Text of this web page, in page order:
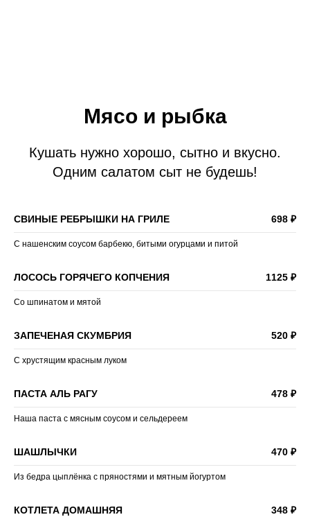
Мясо и рыбка
Кушать нужно хорошо, сытно и вкусно.
Одним салатом сыт не будешь!
СВИНЫЕ РЕБРЫШКИ НА ГРИЛЕ 698 ₽
С нашенским соусом барбекю, битыми огурцами и питой
ЛОСОСЬ ГОРЯЧЕГО КОПЧЕНИЯ 1125 ₽
Со шпинатом и мятой
ЗАПЕЧЕНАЯ СКУМБРИЯ 520 ₽
С хрустящим красным луком
ПАСТА АЛЬ РАГУ 478 ₽
Наша паста с мясным соусом и сельдереем
ШАШЛЫЧКИ 470 ₽
Из бедра цыплёнка с пряностями и мятным йогуртом
КОТЛЕТА ДОМАШНЯЯ 348 ₽